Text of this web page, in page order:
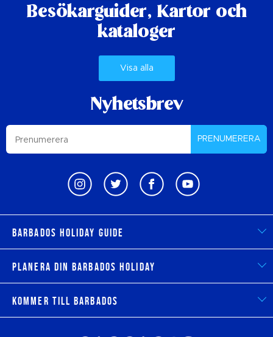
Besökarguider, Kartor och
kataloger
Visa alla
Nyhetsbrev
PRENUMERERA
Barbados Holiday Guide
Planera din Barbados Holiday
Kommer till Barbados